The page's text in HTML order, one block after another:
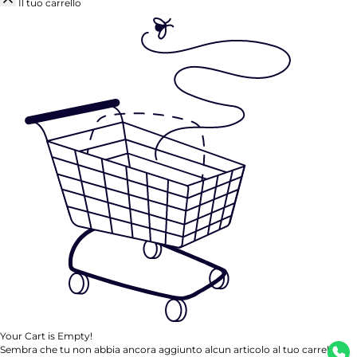
Il tuo carrello
Your Cart is Empty!
Sembra che tu non abbia ancora aggiunto alcun articolo al tuo carrello.